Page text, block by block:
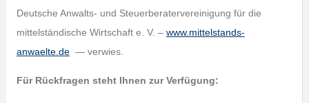
Deutsche Anwalts- und Steuerberatervereinigung für die
mittelständische Wirtschaft e. V. – www.mittelstands-
anwaelte.de— verwies.
Für Rückfragen steht Ihnen zur Verfügung: